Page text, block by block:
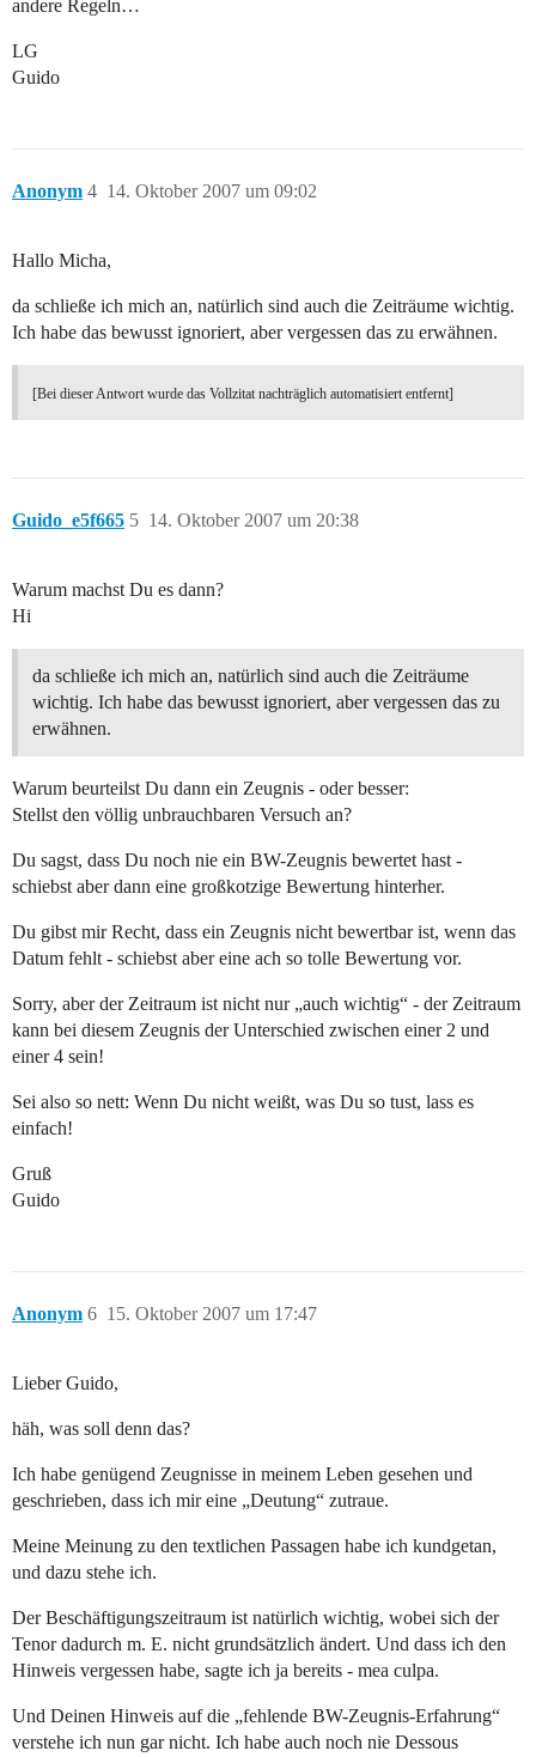
andere Regeln…
LG
Guido
Anonym 14. Oktober 2007 um 09:02
4
Hallo Micha,
da schließe ich mich an, natürlich sind auch die Zeiträume wichtig.
Ich habe das bewusst ignoriert, aber vergessen das zu erwähnen.
[Bei dieser Antwort wurde das Vollzitat nachträglich automatisiert entfernt]
Guido_e5f665 14. Oktober 2007 um 20:38
5
Warum machst Du es dann?
Hi
da schließe ich mich an, natürlich sind auch die Zeiträume
wichtig. Ich habe das bewusst ignoriert, aber vergessen das zu
erwähnen.
Warum beurteilst Du dann ein Zeugnis - oder besser:
Stellst den völlig unbrauchbaren Versuch an?
Du sagst, dass Du noch nie ein BW-Zeugnis bewertet hast -
schiebst aber dann eine großkotzige Bewertung hinterher.
Du gibst mir Recht, dass ein Zeugnis nicht bewertbar ist, wenn das
Datum fehlt - schiebst aber eine ach so tolle Bewertung vor.
Sorry, aber der Zeitraum ist nicht nur „auch wichtig“ - der Zeitraum
kann bei diesem Zeugnis der Unterschied zwischen einer 2 und
einer 4 sein!
Sei also so nett: Wenn Du nicht weißt, was Du so tust, lass es
einfach!
Gruß
Guido
Anonym 15. Oktober 2007 um 17:47
6
Lieber Guido,
häh, was soll denn das?
Ich habe genügend Zeugnisse in meinem Leben gesehen und
geschrieben, dass ich mir eine „Deutung“ zutraue.
Meine Meinung zu den textlichen Passagen habe ich kundgetan,
und dazu stehe ich.
Der Beschäftigungszeitraum ist natürlich wichtig, wobei sich der
Tenor dadurch m. E. nicht grundsätzlich ändert. Und dass ich den
Hinweis vergessen habe, sagte ich ja bereits - mea culpa.
Und Deinen Hinweis auf die „fehlende BW-Zeugnis-Erfahrung“
verstehe ich nun gar nicht. Ich habe auch noch nie Dessous